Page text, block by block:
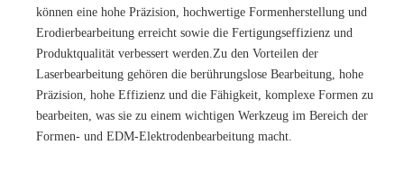
können eine hohe Präzision, hochwertige Formenherstellung und
Erodierbearbeitung erreicht sowie die Fertigungseffizienz und
Produktqualität verbessert werden.Zu den Vorteilen der
Laserbearbeitung gehören die berührungslose Bearbeitung, hohe
Präzision, hohe Effizienz und die Fähigkeit, komplexe Formen zu
bearbeiten, was sie zu einem wichtigen Werkzeug im Bereich der
Formen- und EDM-Elektrodenbearbeitung macht.